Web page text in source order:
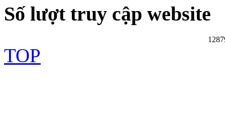
Số lượt truy cập website
TOP